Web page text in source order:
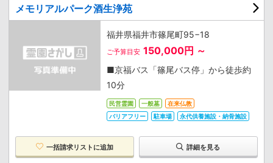
メモリアルパーク酒生浄苑
福井県福井市篠尾町95−18
ご予算目安 150,000円 ～
■京福バス「篠尾バス停」から徒歩約
10分
民営霊園 一般墓
在来仏教
バリアフリー
駐車場 永代供養施設・納骨施設
一括請求リストに追加 詳細を見る